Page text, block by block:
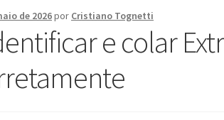
de 2026por Cristiano Tognetti
e colar